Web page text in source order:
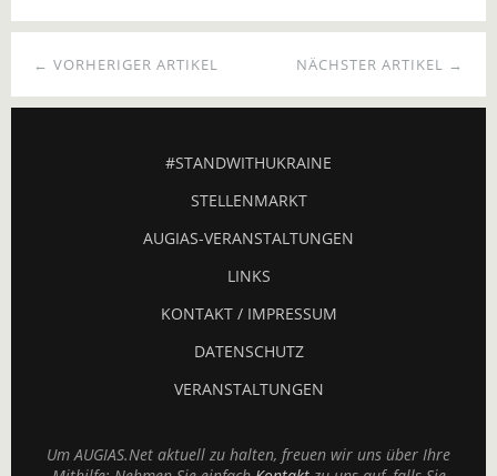
NÄCHSTER ARTIKEL →
← VORHERIGER ARTIKEL
#STANDWITHUKRAINE
STELLENMARKT
AUGIAS-VERANSTALTUNGEN
LINKS
KONTAKT / IMPRESSUM
DATENSCHUTZ
VERANSTALTUNGEN
Um AUGIAS.Net aktuell zu halten, freuen wir uns über Ihre